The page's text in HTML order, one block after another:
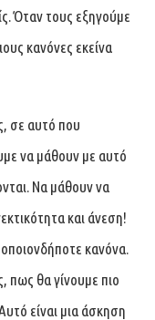
Όταν τους εξηγούμε
κανόνες εκείνα
σε αυτό που
να μάθουν με αυτό
Να μάθουν να
και άνεση!
κανόνα.
πως θα γίνουμε πιο
είναι μια άσκηση